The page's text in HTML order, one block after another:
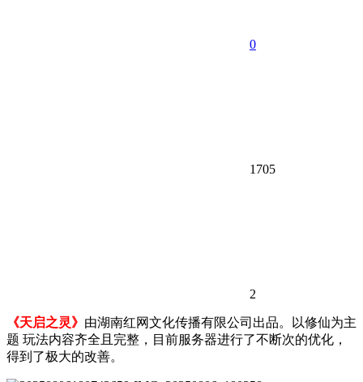
0
1705
2
《天启之灵》 由湖南红网文化传播有限公司出品。以修仙为主
题 玩法内容齐全且完整，目前服务器进行了不断次的优化，
得到了极大的改善。